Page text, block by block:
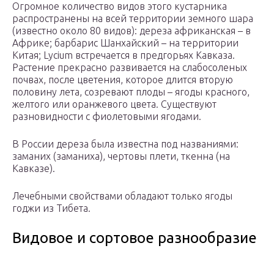
Огромное количество видов этого кустарника
распространены на всей территории земного шара
(известно около 80 видов): дереза африканская – в
Африке; барбарис Шанхайский – на территории
Китая; Lycium встречается в предгорьях Кавказа.
Растение прекрасно развивается на слабосоленых
почвах, после цветения, которое длится вторую
половину лета, созревают плоды – ягоды красного,
желтого или оранжевого цвета. Существуют
разновидности с фиолетовыми ягодами.
В России дереза была известна под названиями:
заманих (заманиха), чертовы плети, ткенна (на
Кавказе).
Лечебными свойствами обладают только ягоды
годжи из Тибета.
Видовое и сортовое разнообразие